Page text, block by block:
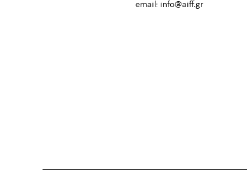
email: info@aiff.gr